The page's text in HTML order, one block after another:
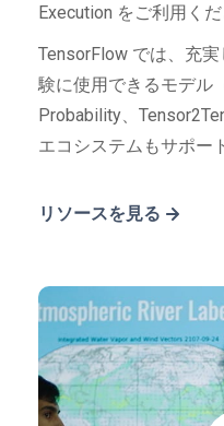
Execution をご利用くだ
TensorFlow では、充
験に使用できるモデル
Probability、
エコシステムもサポー
リソースを見る